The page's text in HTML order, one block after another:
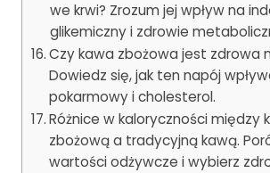
we krwi? Zrozum jej wpływ na
glikemiczny i zdrowie
Czy kawa zbożowa jest zdrowa
Dowiedz się, jak ten napój
pokarmowy i cholesterol.
Różnice w kaloryczności między
zbożową a tradycyjną kawą.
wartości odżywcze i wybierz